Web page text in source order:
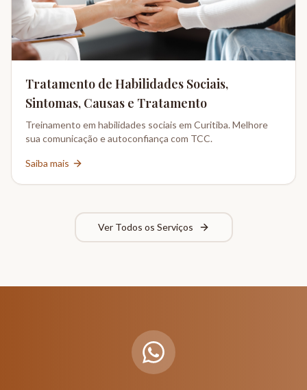
Tratamento de Habilidades Sociais,
Sintomas, Causas e Tratamento
Treinamento em habilidades sociais em Curitiba. Melhore
sua comunicação e autoconfiança com TCC.
Saiba mais
Ver Todos os Serviços